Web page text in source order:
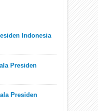
Indonesia
Presiden
Presiden